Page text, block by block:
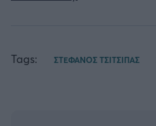
Tags: ΣΤΕΦΑΝΟΣ ΤΣΙΤΣΙΠΑΣ